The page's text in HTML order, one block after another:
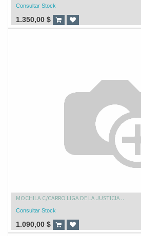
Consultar Stock
1.350,00 $
MOCHILA C/CARRO LIGA DE LA JUSTICIA ..
Consultar Stock
1.090,00 $